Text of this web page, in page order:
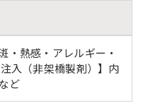
・熱感・アレルギー・
入（非架橋製剤）】内
ど